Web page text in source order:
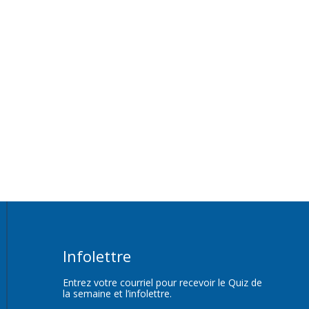
Infolettre
Entrez votre courriel pour recevoir le Quiz de
la semaine et l’infolettre.